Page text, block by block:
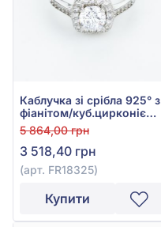
Каблучка зі срібла 925° з
фіанітом/куб.цирконієм,
арт. FR18325
5 864,00 грн
3 518,40 грн
(арт. FR18325)
Купити